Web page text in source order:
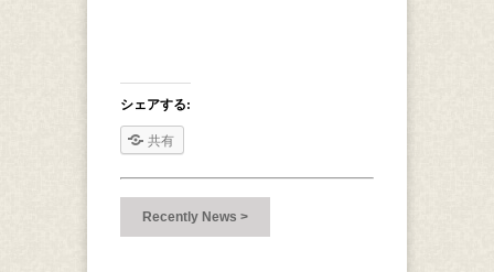
シェアする:
共有
Recently News >